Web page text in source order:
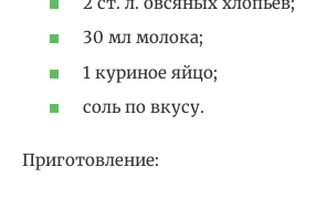
30 мл молока;
1 куриное яйцо;
соль по вкусу.
Приготовление: